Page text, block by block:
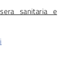
sanitaria e